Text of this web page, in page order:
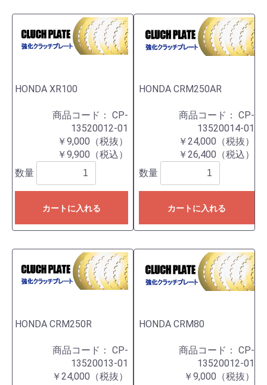
HONDA XR100
商品コード： CP-
13520012-01
￥9,000（税抜）
￥9,900（税込）
数量
カートに入れる
HONDA CRM250AR
商品コード： CP-
13520014-01
￥24,000（税抜）
￥26,400（税込）
数量
カートに入れる
HONDA CRM250R
商品コード： CP-
13520013-01
￥24,000（税抜）
HONDA CRM80
商品コード： CP-
13520012-01
￥9,000（税抜）